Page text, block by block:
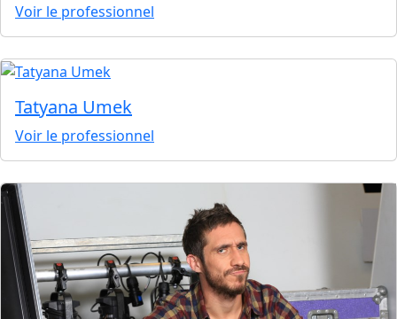
Voir le professionnel
Tatyana Umek
Voir le professionnel